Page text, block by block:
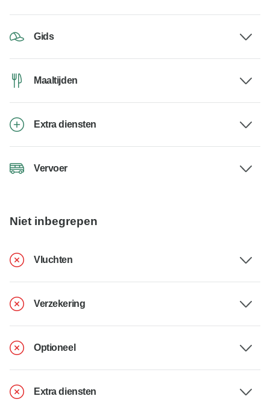
Gids
Maaltijden
Extra diensten
Vervoer
Niet inbegrepen
Vluchten
Verzekering
Optioneel
Extra diensten